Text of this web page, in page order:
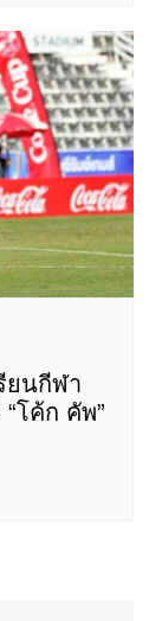
ยนกีฬา
โค้ก คัพ”